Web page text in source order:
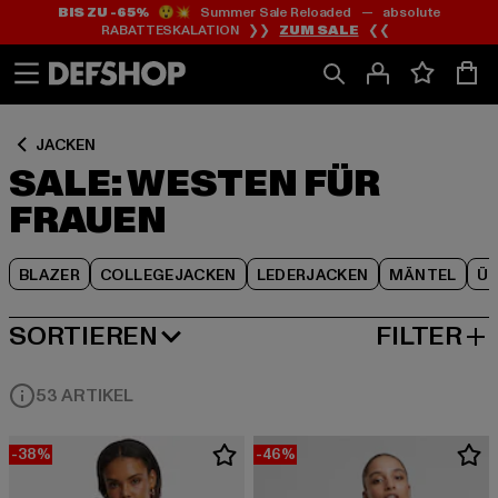
Zum
Inhalt
springen
Zum
Fußzeile
springen
BIS ZU -65%😲💥 Summer Sale Reloaded — absolute
RABATTESKALATION ❯❯ ZUM SALE ❮❮
JACKEN
SALE: WESTEN FÜR
FRAUEN
BLAZER COLLEGEJACKEN LEDERJACKEN MÄNTEL
Zum
Produktraster
springen
SORTIEREN
BELIEBTESTE FILTER
53 ARTIKEL
-38% -46%